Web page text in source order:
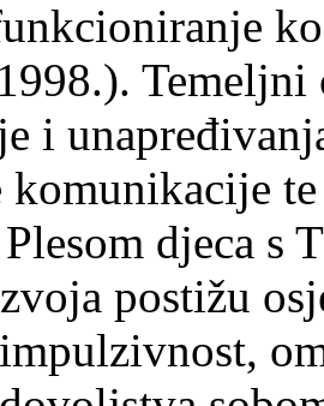
i
komunikacije
djeca s
postižu